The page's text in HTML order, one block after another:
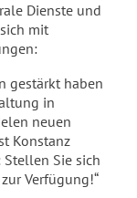
Dienste und
mit
gestärkt haben
in
neuen
Konstanz
Sie sich
Verfügung!“